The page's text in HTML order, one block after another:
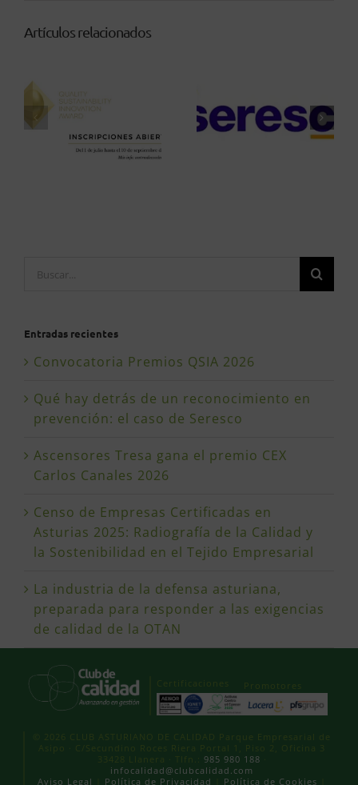
Artículos relacionados
Entradas recientes
Convocatoria Premios QSIA 2026
Qué hay detrás de un reconocimiento en
prevención: el caso de Seresco
Ascensores Tresa gana el premio CEX
Carlos Canales 2026
Censo de Empresas Certificadas en
Asturias 2025: Radiografía de la Calidad y
la Sostenibilidad en el Tejido Empresarial
La industria de la defensa asturiana,
preparada para responder a las exigencias
de calidad de la OTAN
Certificaciones Promotores
© 2026 CLUB ASTURIANO DE CALIDAD Parque Empresarial de
Asipo · C/Secundino Roces Riera Portal 1, Piso 2, Oficina 3
33428 Llanera · Tlfn.: 985 980 188
infocalidad@clubcalidad.com
Aviso Legal
Política de Privacidad Política de Cookies